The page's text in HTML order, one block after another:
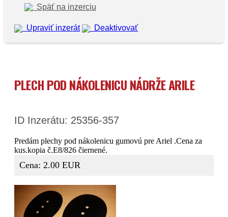
Späť na inzerciu
Upraviť inzerát Deaktivovať
PLECH POD NÁKOLENICU NÁDRŽE ARILE
ID Inzerátu: 25356-357
Predám plechy pod nákolenicu gumovú pre Ariel .Cena za
kus.kopia č.E8/826 čiernené.
Cena: 2.00 EUR